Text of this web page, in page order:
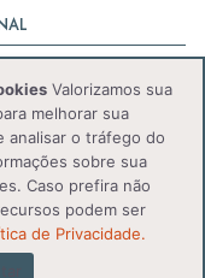
Valorizamos sua
melhorar sua
analisar o tráfego do
sobre sua
Caso prefira não
podem ser
de Privacidade.